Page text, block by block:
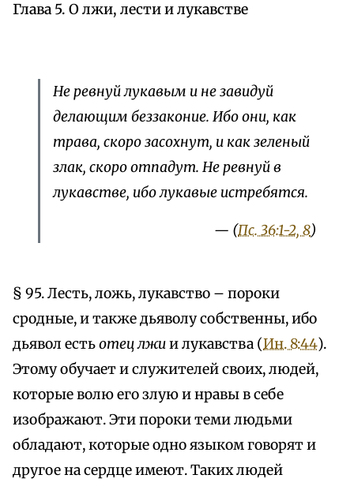
Глава 5. О лжи, лести и лукавстве
Не ревнуй лукавым и не завидуй
делающим беззаконие. Ибо они, как
трава, скоро засохнут, и как зеленый
злак, скоро отпадут. Не ревнуй в
лукавстве, ибо лукавые истребятся.
— (Пс. 36:1-2, 8)
§ 95. Лесть, ложь, лукавство – пороки
сродные, и также дьяволу собственны, ибо
дьявол естьотец лжии лукавства (Ин. 8:44).
Этому обучает и служителей своих, людей,
которые волю его злую и нравы в себе
изображают. Эти пороки теми людьми
обладают, которые одно языком говорят и
другое на сердце имеют. Таких людей